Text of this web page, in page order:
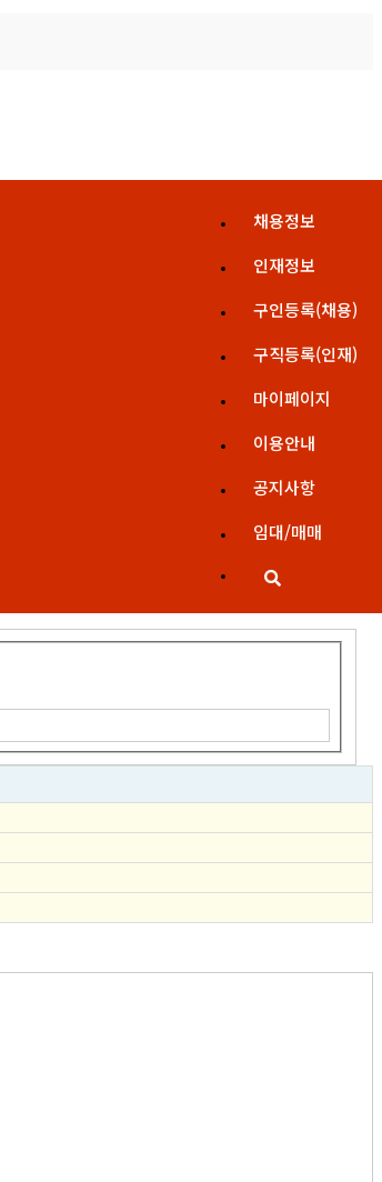
채용정보
인재정보
구인등록(채용)
구직등록(인재)
마이페이지
이용안내
공지사항
임대/매매